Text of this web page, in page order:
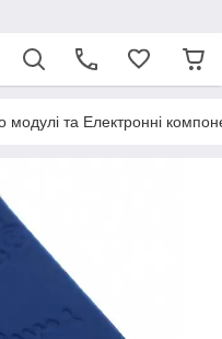
модулі та Електронні